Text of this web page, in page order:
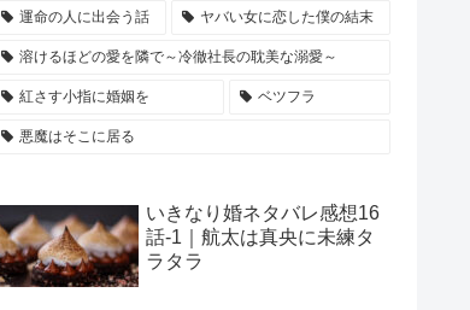
運命の人に出会う話 ヤバい女に恋した僕の結末
溶けるほどの愛を隣で～冷徹社長の耽美な溺愛～
紅さす小指に婚姻を ベツフラ
悪魔はそこに居る
いきなり婚ネタバレ感想16
話-1｜航太は真央に未練タ
ラタラ